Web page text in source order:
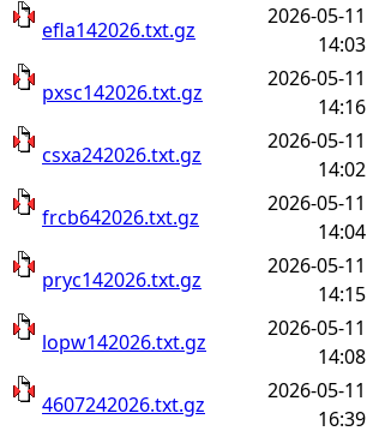
efla142026.txt.gz
2026-05-11
14:03
pxsc142026.txt.gz
2026-05-11
14:16
csxa242026.txt.gz
2026-05-11
14:02
frcb642026.txt.gz
2026-05-11
14:04
pryc142026.txt.gz
2026-05-11
14:15
lopw142026.txt.gz
2026-05-11
14:08
4607242026.txt.gz
2026-05-11
16:39